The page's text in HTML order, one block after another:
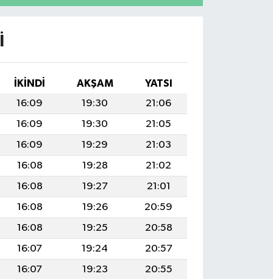
İKINDI AKŞAM
YATSI
16:09 19:30
21:06
16:09 19:30
21:05
16:09 19:29
21:03
16:08 19:28
21:02
16:08 19:27
21:01
16:08 19:26
20:59
16:08 19:25
20:58
16:07 19:24
20:57
16:07 19:23
20:55